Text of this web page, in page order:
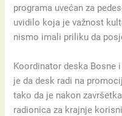
programa uvećan za
uvidilo koja je važnost
nismo imali priliku da
Koordinator deska Bosne
je da desk radi na
tako da je nakon
radionica za krajnje